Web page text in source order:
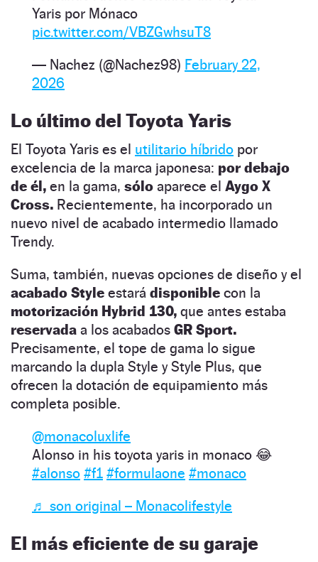
Yaris por Mónaco
pic.twitter.com/VBZGwhsuT8
— Nachez (@Nachez98) February 22,
2026
Lo último del Toyota Yaris
El Toyota Yaris es el utilitario híbrido por
excelencia de la marca japonesa: por debajo
de él, en la gama, sólo aparece el Aygo X
Cross. Recientemente, ha incorporado un
nuevo nivel de acabado intermedio llamado
Trendy.
Suma, también, nuevas opciones de diseño y el
acabado Style estará disponible con la
motorización Hybrid 130, que antes estaba
reservada a los acabados GR Sport.
Precisamente, el tope de gama lo sigue
marcando la dupla Style y Style Plus, que
ofrecen la dotación de equipamiento más
completa posible.
@monacoluxlife
Alonso in his toyota yaris in monaco 😂
#alonso #f1 #formulaone #monaco
♬ son original – Monacolifestyle
El más eficiente de su garaje